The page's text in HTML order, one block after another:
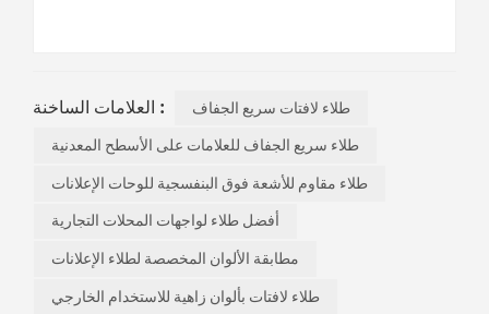
العلامات الساخنة :
طلاء لافتات سريع الجفاف
طلاء سريع الجفاف للعلامات على الأسطح المعدنية
طلاء مقاوم للأشعة فوق البنفسجية للوحات الإعلانات
أفضل طلاء لواجهات المحلات التجارية
مطابقة الألوان المخصصة لطلاء الإعلانات
طلاء لافتات بألوان زاهية للاستخدام الخارجي